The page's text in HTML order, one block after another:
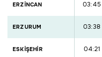
ERZİNCAN 03:45
ERZURUM 03:38
ESKİŞEHİR 04:21